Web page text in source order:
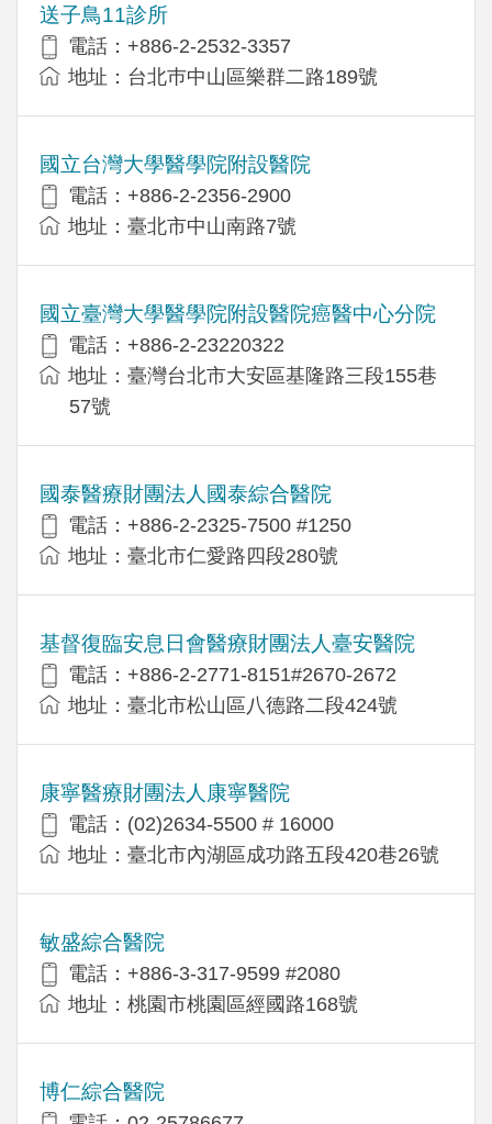
送子鳥11診所
電話：+886-2-2532-3357
地址：台北巿中山區樂群二路189號
國立台灣大學醫學院附設醫院
電話：+886-2-2356-2900
地址：臺北市中山南路7號
國立臺灣大學醫學院附設醫院癌醫中心分院
電話：+886-2-23220322
地址：臺灣台北市大安區基隆路三段155巷
57號
國泰醫療財團法人國泰綜合醫院
電話：+886-2-2325-7500 #1250
地址：臺北市仁愛路四段280號
基督復臨安息日會醫療財團法人臺安醫院
電話：+886-2-2771-8151#2670-2672
地址：臺北市松山區八德路二段424號
康寧醫療財團法人康寧醫院
電話：(02)2634-5500 # 16000
地址：臺北市內湖區成功路五段420巷26號
敏盛綜合醫院
電話：+886-3-317-9599 #2080
地址：桃園市桃園區經國路168號
博仁綜合醫院